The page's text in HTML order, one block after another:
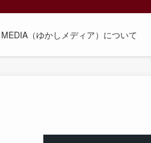
（ゆかしメディア）について